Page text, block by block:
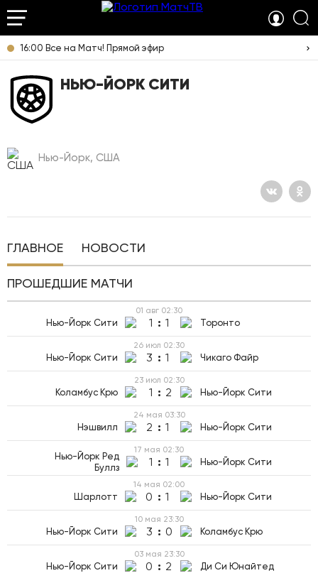
16:00 Все на Матч! Прямой эфир
НЬЮ-ЙОРК СИТИ
Нью-Йорк, США
ГЛАВНОЕ НОВОСТИ
ПРОШЕДШИЕ МАТЧИ
01 авг 02:30
Нью-Йорк Сити 1 : 1 Торонто
26 июл 02:30
Нью-Йорк Сити 3 : 1 Чикаго Файр
23 июл 02:30
Коламбус Крю 1 : 2 Нью-Йорк Сити
24 мая 03:30
Нэшвилл 2 : 1 Нью-Йорк Сити
17 мая 02:30
Нью-Йорк Ред
Буллз
1 : 1 Нью-Йорк Сити
14 мая 02:00
Шарлотт 0 : 1 Нью-Йорк Сити
10 мая 23:30
Нью-Йорк Сити 3 : 0 Коламбус Крю
03 мая 23:30
Нью-Йорк Сити 0 : 2 Ди Си Юнайтед